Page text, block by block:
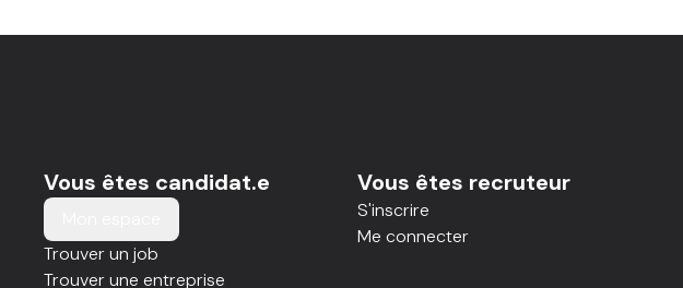
Vous êtes candidat.e
Trouver un job
Trouver une entreprise
Vous êtes recruteur
S'inscrire
Me connecter